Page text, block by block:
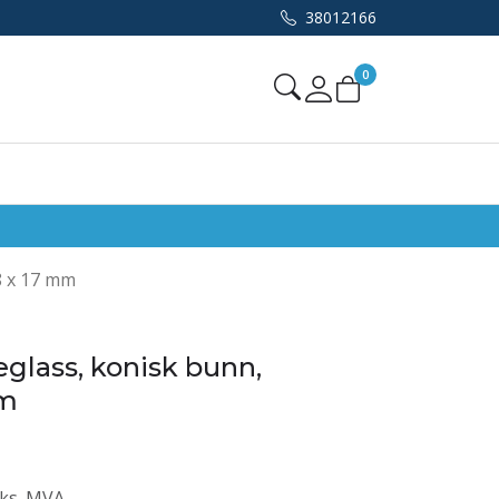
38012166
Mine sider
0
17 mm
konisk bunn,